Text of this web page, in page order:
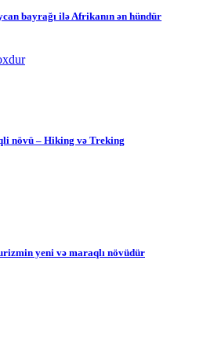
bayrağı ilə Afrikanın ən hündür
növü – Hiking və Treking
yeni və maraqlı növüdür